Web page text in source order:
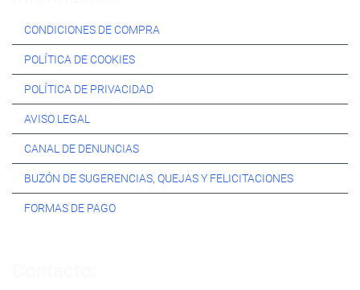
CONDICIONES DE COMPRA
POLÍTICA DE COOKIES
POLÍTICA DE PRIVACIDAD
AVISO LEGAL
CANAL DE DENUNCIAS
BUZÓN DE SUGERENCIAS, QUEJAS Y FELICITACIONES
FORMAS DE PAGO